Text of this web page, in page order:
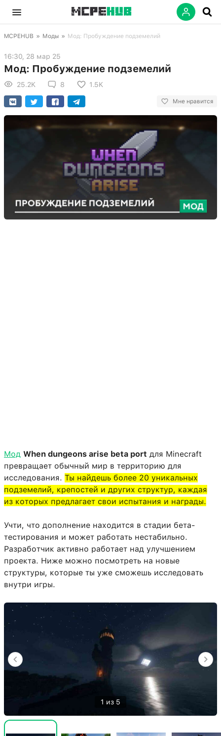
MCPEHUB » Моды » Мод: Пробуждение подземелий
16:30, 28 мар 25
Мод: Пробуждение подземелий
25.2K 8 1.5K
Мне нравится
Мод When dungeons arise beta port для Minecraft
превращает обычный мир в территорию для
исследования. Ты найдешь более 20 уникальных
подземелий, крепостей и других структур, каждая
из которых предлагает свои испытания и награды.
Учти, что дополнение находится в стадии бета-
тестирования и может работать нестабильно.
Разработчик активно работает над улучшением
проекта. Ниже можно посмотреть на новые
структуры, которые ты уже сможешь исследовать
внутри игры.
1 из 5